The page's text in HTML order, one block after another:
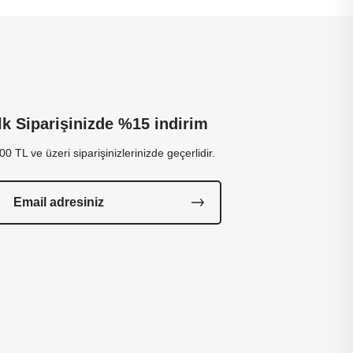
Siparişinizde %15 indirim
TL ve üzeri siparişinizlerinizde geçerlidir.